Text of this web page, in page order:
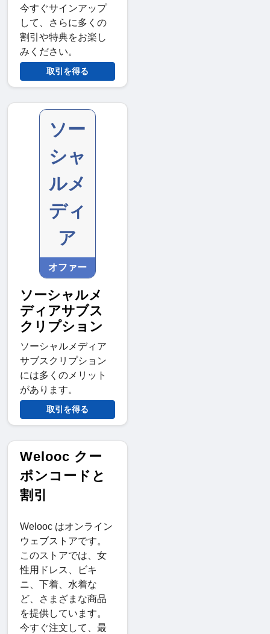
今すぐサインアップ
して、さらに多くの
割引や特典をお楽し
みください。
取引を得る
ソー
シャ
ルメ
ディ
ア
オファー
ソーシャルメ
ディアサブス
クリプション
ソーシャルメディア
サブスクリプション
には多くのメリット
があります。
取引を得る
Welooc クー
ポンコードと
割引
Welooc はオンライン
ウェブストアです。
このストアでは、女
性用ドレス、ビキ
ニ、下着、水着な
ど、さまざまな商品
を提供しています。
今すぐ注文して、最